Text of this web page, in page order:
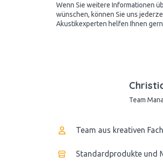
Wenn Sie weitere Informationen
wünschen, können Sie uns
Akustikexperten helfen Ihnen
Team
Team aus kreativen
Standardprodukte und